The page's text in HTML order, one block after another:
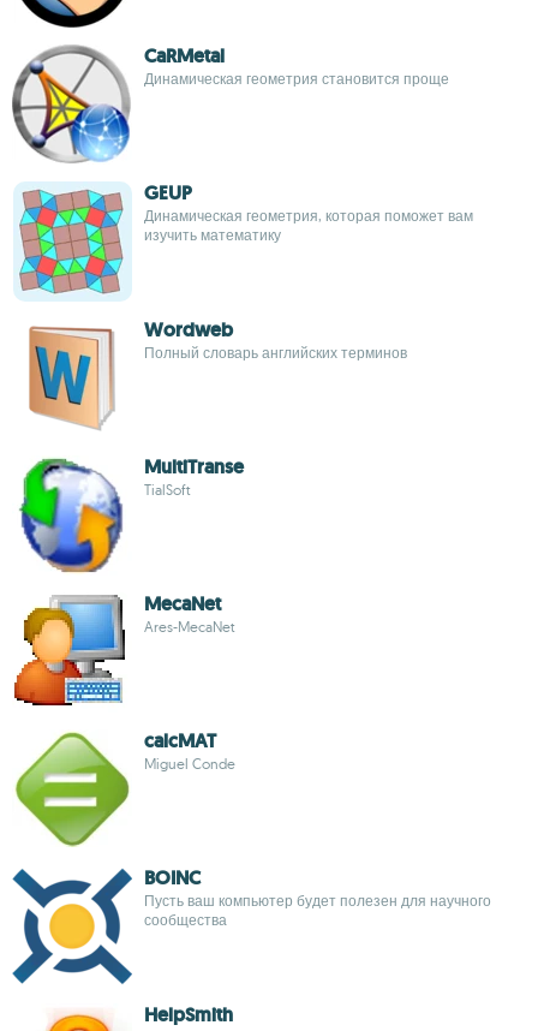
CaRMetal
Динамическая геометрия становится проще
GEUP
Динамическая геометрия, которая поможет вам
изучить математику
Wordweb
Полный словарь английских терминов
MultiTranse
TialSoft
MecaNet
Ares-MecaNet
calcMAT
Miguel Conde
BOINC
Пусть ваш компьютер будет полезен для научного
сообщества
HelpSmith